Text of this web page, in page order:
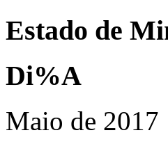
Estado de
Di%A
Maio de 2017